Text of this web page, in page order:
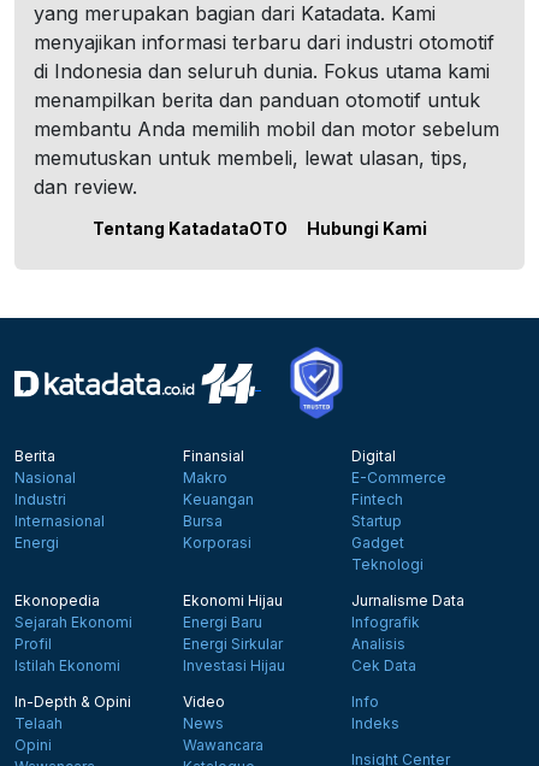
yang merupakan bagian dari Katadata. Kami
menyajikan informasi terbaru dari industri otomotif
di Indonesia dan seluruh dunia. Fokus utama kami
menampilkan berita dan panduan otomotif untuk
membantu Anda memilih mobil dan motor sebelum
memutuskan untuk membeli, lewat ulasan, tips,
dan review.
Tentang KatadataOTO Hubungi Kami
Berita
Nasional
Industri
Internasional
Energi
Finansial
Makro
Keuangan
Bursa
Korporasi
Digital
E-Commerce
Fintech
Startup
Gadget
Teknologi
Ekonopedia
Sejarah Ekonomi
Profil
Istilah Ekonomi
Ekonomi Hijau
Energi Baru
Energi Sirkular
Investasi Hijau
Jurnalisme Data
Infografik
Analisis
Cek Data
In-Depth & Opini
Telaah
Opini
Video
News
Wawancara
Info
Indeks
Insight Center